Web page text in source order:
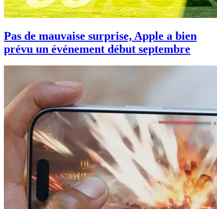
Pas de mauvaise surprise, Apple a bien
prévu un événement début septembre